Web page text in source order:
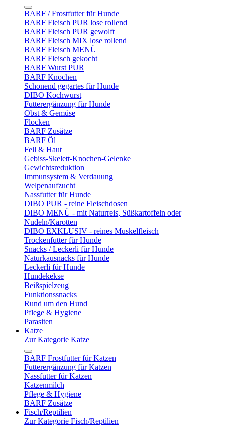
BARF / Frostfutter für Hunde
BARF Fleisch PUR lose rollend
BARF Fleisch PUR gewolft
BARF Fleisch MIX lose rollend
BARF Fleisch MENÜ
BARF Fleisch gekocht
BARF Wurst PUR
BARF Knochen
Schonend gegartes für Hunde
DIBO Kochwurst
Futterergänzung für Hunde
Obst & Gemüse
Flocken
BARF Zusätze
BARF Öl
Fell & Haut
Gebiss-Skelett-Knochen-Gelenke
Gewichtsreduktion
Immunsystem & Verdauung
Welpenaufzucht
Nassfutter für Hunde
DIBO PUR - reine Fleischdosen
DIBO MENÜ - mit Naturreis, Süßkartoffeln oder
Nudeln/Karotten
DIBO EXKLUSIV - reines Muskelfleisch
Trockenfutter für Hunde
Snacks / Leckerli für Hunde
Naturkausnacks für Hunde
Leckerli für Hunde
Hundekekse
Beißspielzeug
Funktionssnacks
Rund um den Hund
Pflege & Hygiene
Parasiten
Katze
Zur Kategorie Katze
BARF Frostfutter für Katzen
Futterergänzung für Katzen
Nassfutter für Katzen
Katzenmilch
Pflege & Hygiene
BARF Zusätze
Fisch/Reptilien
Zur Kategorie Fisch/Reptilien